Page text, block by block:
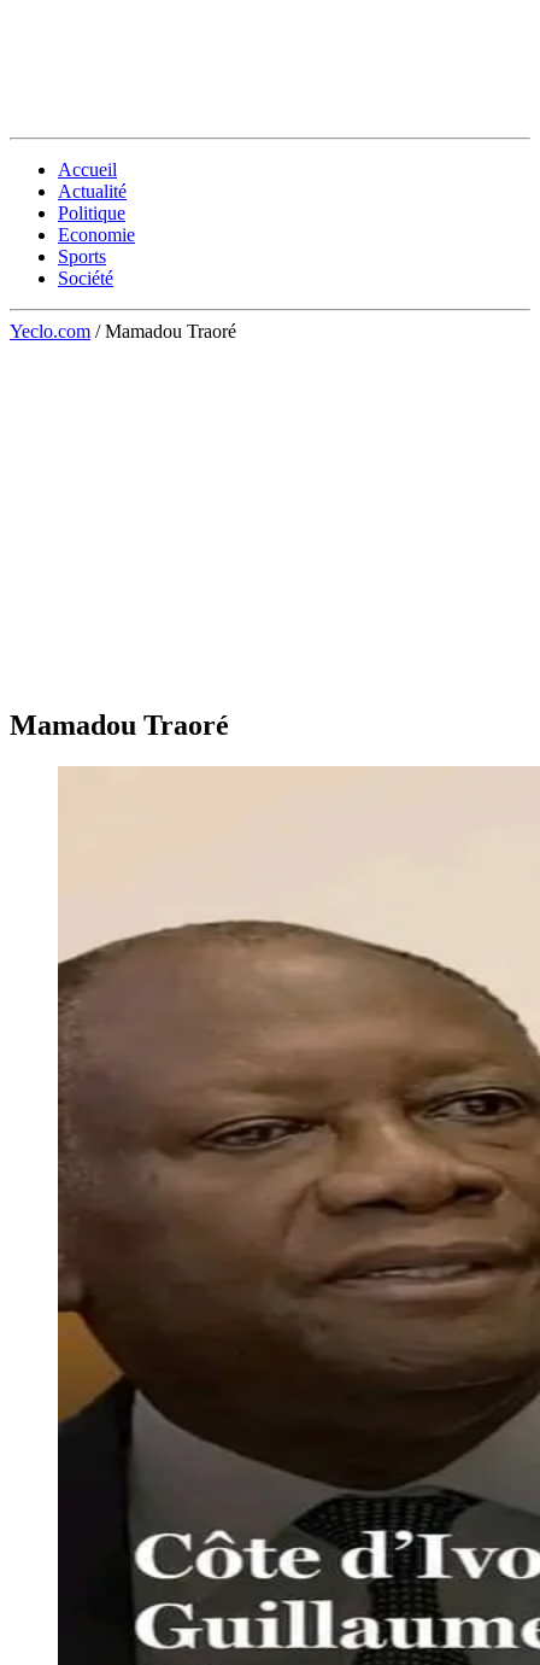
Accueil
Actualité
Politique
Economie
Sports
Société
Yeclo.com / Mamadou Traoré
Mamadou Traoré